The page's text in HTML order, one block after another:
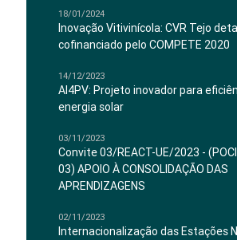
18/01/2024
Inovação Vitivinícola: CVR Tejo
cofinanciado pelo COMPETE 2020
14/12/2023
AI4PV: Projeto inovador para
energia solar
03/11/2023
Convite 03/REACT-UE/2023 -
03) APOIO À CONSOLIDAÇÃO DAS
APRENDIZAGENS
02/11/2023
Internacionalização das Estações